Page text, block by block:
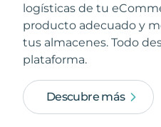
logísticas de tu
producto adecuado y
tus almacenes. Todo
plataforma.
Descubre más